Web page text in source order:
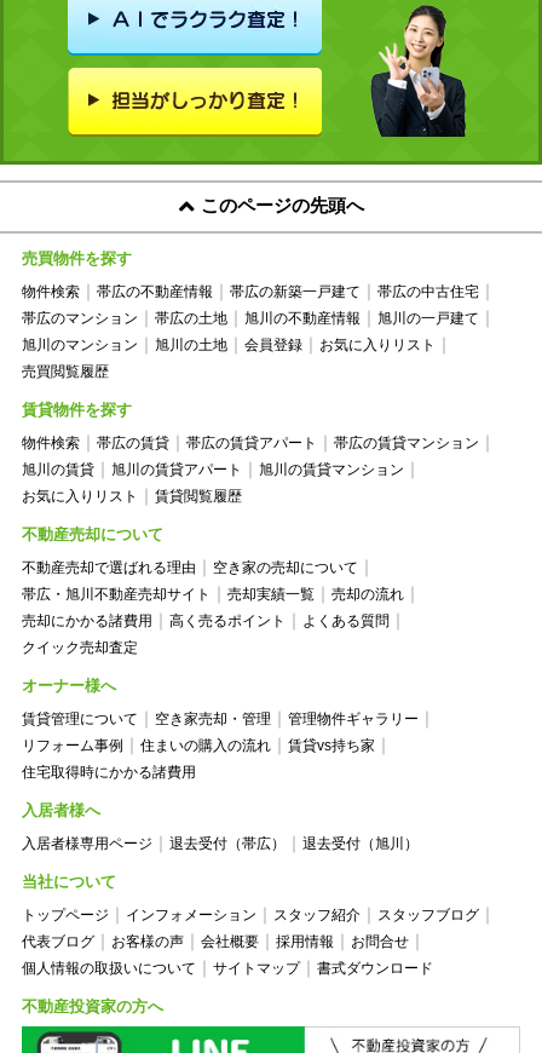
このページの先頭へ
売買物件を探す
物件検索 帯広の不動産情報 帯広の新築一戸建て
帯広の中古住宅
帯広のマンション
帯広の土地 旭川の不動産情報
旭川の一戸建て
旭川のマンション
旭川の土地 会員登録
お気に入りリスト
売買閲覧履歴
賃貸物件を探す
物件検索 帯広の賃貸 帯広の賃貸アパート
帯広の賃貸マンション
旭川の賃貸
旭川の賃貸アパート
旭川の賃貸マンション
お気に入りリスト
賃貸閲覧履歴
不動産売却について
不動産売却で選ばれる理由
空き家の売却について
帯広・旭川不動産売却サイト
売却実績一覧
売却の流れ
売却にかかる諸費用
高く売るポイント
よくある質問
クイック売却査定
オーナー様へ
賃貸管理について 空き家売却・管理
管理物件ギャラリー
リフォーム事例
住まいの購入の流れ
賃貸vs持ち家
住宅取得時にかかる諸費用
入居者様へ
入居者様専用ページ 退去受付（帯広） 退去受付（旭川）
当社について
トップページ インフォメーション スタッフ紹介
スタッフブログ
代表ブログ
お客様の声 会社概要 採用情報
お問合せ
個人情報の取扱いについて
サイトマップ 書式ダウンロード
不動産投資家の方へ